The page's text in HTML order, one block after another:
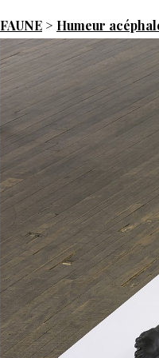
FAUNE > Humeur